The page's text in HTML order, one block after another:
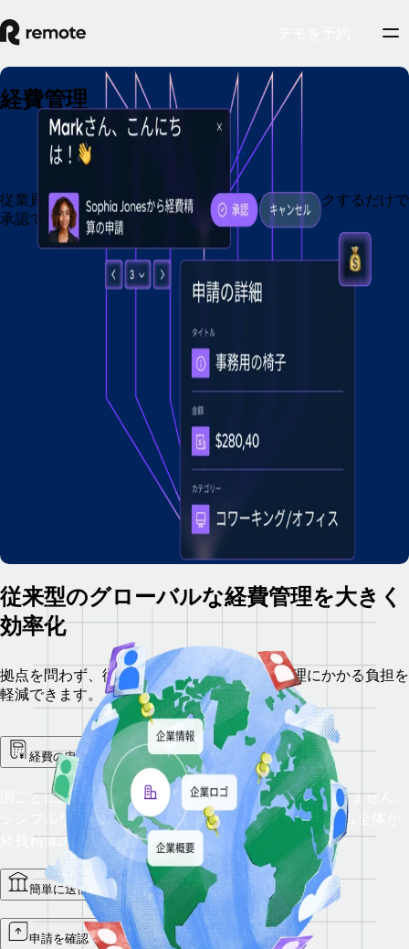
経費管理
従業員の経費精算申請を管理し、ボタンをクリックするだけで
承認できます。
デモを予約
従来型のグローバルな経費管理を大きく
効率化
拠点を問わず、従業員や人事チームの経費管理にかかる負担を
軽減できます。
経費の申請をすべて集約
国ごとに別のプラットフォームを用意する必要はありません。
シンプルなプラットフォーム1つで、グローバルチーム全体が
経費精算の申請を簡単に行えるようになります。
簡単に送信
申請を確認